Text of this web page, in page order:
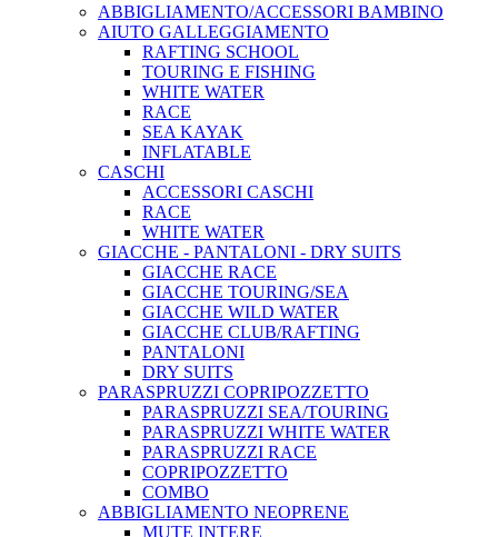
ABBIGLIAMENTO/ACCESSORI BAMBINO
AIUTO GALLEGGIAMENTO
RAFTING SCHOOL
TOURING E FISHING
WHITE WATER
RACE
SEA KAYAK
INFLATABLE
CASCHI
ACCESSORI CASCHI
RACE
WHITE WATER
GIACCHE - PANTALONI - DRY SUITS
GIACCHE RACE
GIACCHE TOURING/SEA
GIACCHE WILD WATER
GIACCHE CLUB/RAFTING
PANTALONI
DRY SUITS
PARASPRUZZI COPRIPOZZETTO
PARASPRUZZI SEA/TOURING
PARASPRUZZI WHITE WATER
PARASPRUZZI RACE
COPRIPOZZETTO
COMBO
ABBIGLIAMENTO NEOPRENE
MUTE INTERE